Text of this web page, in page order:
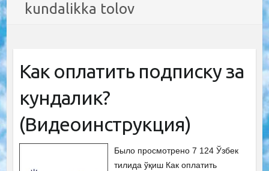
kundalikka tolov
Как оплатить подписку за
кундалик?
(Видеоинструкция)
Было просмотрено 7 124 Ўзбек
тилида ўқиш Как оплатить